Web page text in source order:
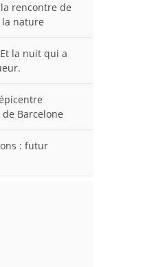
rencontre de
nature
la nuit qui a
Barcelone
: futur